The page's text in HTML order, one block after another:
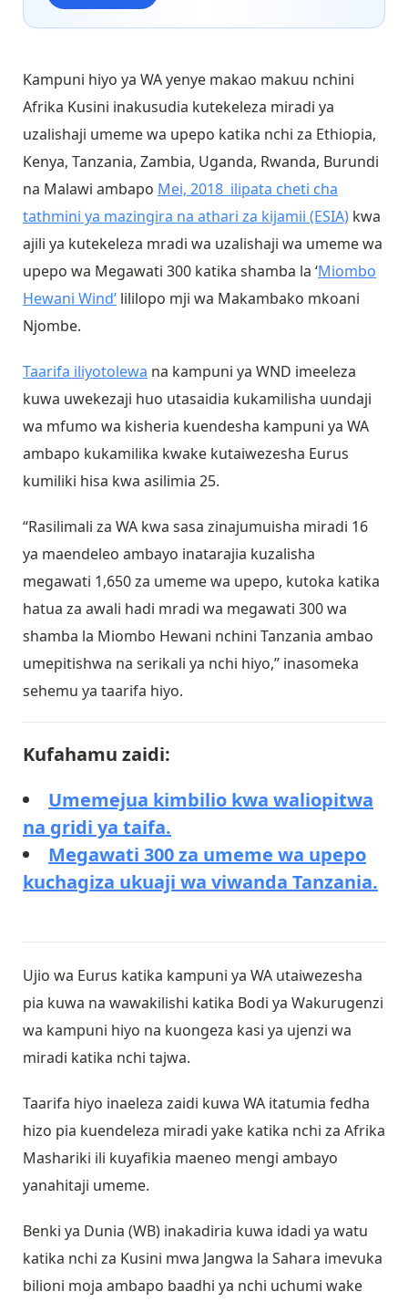
Kampuni hiyo ya WA yenye makao makuu nchini
Afrika Kusini inakusudia kutekeleza miradi ya
uzalishaji umeme wa upepo katika nchi za Ethiopia,
Kenya, Tanzania, Zambia, Uganda, Rwanda, Burundi
na Malawi ambapo Mei, 2018 ilipata cheti cha
tathmini ya mazingira na athari za kijamii (ESIA) kwa
ajili ya kutekeleza mradi wa uzalishaji wa umeme wa
upepo wa Megawati 300 katika shamba la ‘Miombo
Hewani Wind’ lililopo mji wa Makambako mkoani
Njombe.
Taarifa iliyotolewa na kampuni ya WND imeeleza
kuwa uwekezaji huo utasaidia kukamilisha uundaji
wa mfumo wa kisheria kuendesha kampuni ya WA
ambapo kukamilika kwake kutaiwezesha Eurus
kumiliki hisa kwa asilimia 25.
“Rasilimali za WA kwa sasa zinajumuisha miradi 16
ya maendeleo ambayo inatarajia kuzalisha
megawati 1,650 za umeme wa upepo, kutoka katika
hatua za awali hadi mradi wa megawati 300 wa
shamba la Miombo Hewani nchini Tanzania ambao
umepitishwa na serikali ya nchi hiyo,” inasomeka
sehemu ya taarifa hiyo.
Kufahamu zaidi:
Umemejua kimbilio kwa waliopitwa
na gridi ya taifa.
Megawati 300 za umeme wa upepo
kuchagiza ukuaji wa viwanda Tanzania.
Ujio wa Eurus katika kampuni ya WA utaiwezesha
pia kuwa na wawakilishi katika Bodi ya Wakurugenzi
wa kampuni hiyo na kuongeza kasi ya ujenzi wa
miradi katika nchi tajwa.
Taarifa hiyo inaeleza zaidi kuwa WA itatumia fedha
hizo pia kuendeleza miradi yake katika nchi za Afrika
Mashariki ili kuyafikia maeneo mengi ambayo
yanahitaji umeme.
Benki ya Dunia (WB) inakadiria kuwa idadi ya watu
katika nchi za Kusini mwa Jangwa la Sahara imevuka
bilioni moja ambapo baadhi ya nchi uchumi wake